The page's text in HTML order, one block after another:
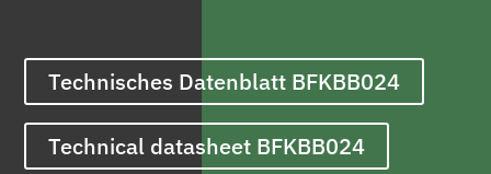
Technisches Datenblatt BFKBB024
Technical datasheet BFKBB024